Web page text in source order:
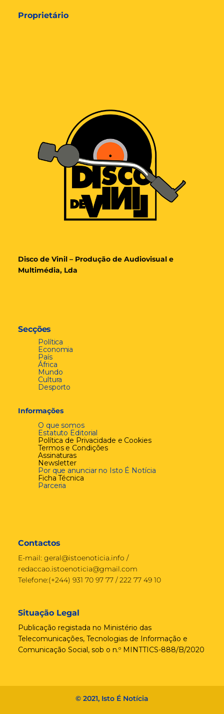
Proprietário
Disco de Vinil – Produção de Audiovisual e
Multimédia, Lda
Secções
Política
Economia
País
África
Mundo
Cultura
Desporto
Informações
O que somos
Estatuto Editorial
Política de Privacidade e Cookies
Termos e Condições
Assinaturas
Newsletter
Por que anunciar no Isto É Notícia
Ficha Técnica
Parceria
Contactos
E-mail: geral@istoenoticia.info /
redaccao.istoenoticia@gmail.com
Telefone:(+244) 931 70 97 77 / 222 77 49 10
Situação Legal
Publicação registada no Ministério das
Telecomunicações, Tecnologias de Informação e
Comunicação Social, sob o n.º MINTTICS-888/B/2020
© 2021, Isto É Notícia